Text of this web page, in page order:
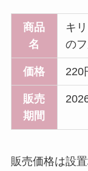
商品
名
キ
の
価格 220
販売
期間
販売価格は設